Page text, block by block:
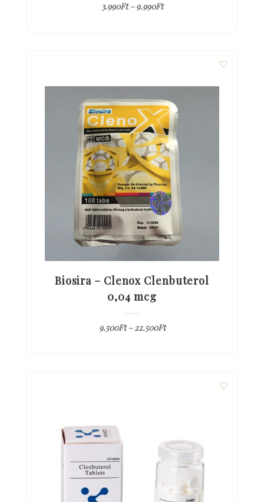
3.990Ft–9.990Ft
Biosira – Clenox Clenbuterol
0,04 mcg
9.500Ft–22.500Ft